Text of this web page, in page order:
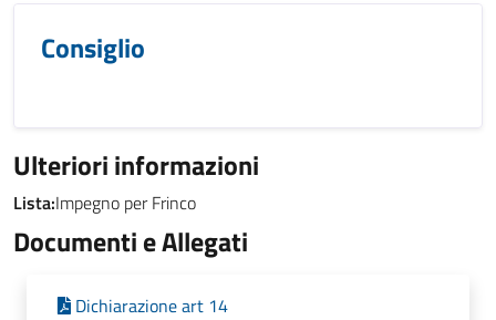
Consiglio
Ulteriori informazioni
Lista:Impegno per Frinco
Documenti e Allegati
Dichiarazione art 14